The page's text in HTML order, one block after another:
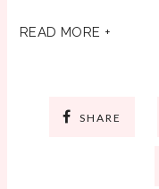
READ MORE +
SHARE